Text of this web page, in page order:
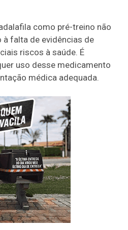
como pré-treino não
falta de evidências de
riscos à saúde. É
uso desse medicamento
médica adequada.